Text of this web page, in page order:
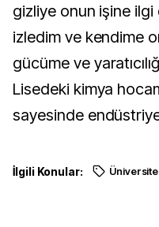
gizliye onun işine ilgi
izledim ve kendime
gücüme ve
Lisedeki kimya
sayesinde endüstriyel
İlgili Konular: